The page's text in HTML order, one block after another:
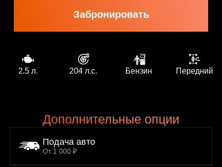
2.5 л. 204 л.с. Бензин Передний
Дополнительные опции
Подача авто
От 1 000 ₽